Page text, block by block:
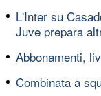
L'Inter su
Juve prepara
Abbonamenti,
Combinata a